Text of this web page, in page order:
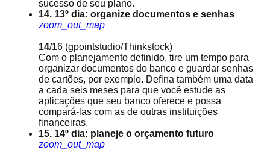
sucesso de seu plano.
14. 13º dia: organize documentos e senhas
zoom_out_map
14/16 (gpointstudio/Thinkstock)
Com o planejamento definido, tire um tempo para
organizar documentos do banco e guardar senhas
de cartões, por exemplo. Defina também uma data
a cada seis meses para que você estude as
aplicações que seu banco oferece e possa
compará-las com as de outras instituições
financeiras.
15. 14º dia: planeje o orçamento futuro
zoom_out_map